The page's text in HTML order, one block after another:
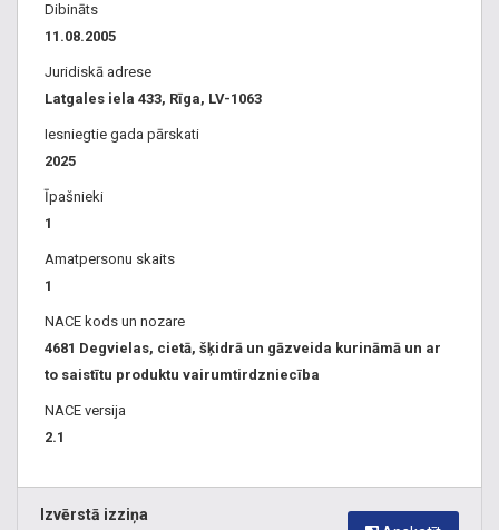
Dibināts
11.08.2005
Juridiskā adrese
Latgales iela 433, Rīga, LV-1063
Iesniegtie gada pārskati
2025
Īpašnieki
1
Amatpersonu skaits
1
NACE kods un nozare
4681 Degvielas, cietā, šķidrā un gāzveida kurināmā un ar
to saistītu produktu vairumtirdzniecība
NACE versija
2.1
Izvērstā izziņa